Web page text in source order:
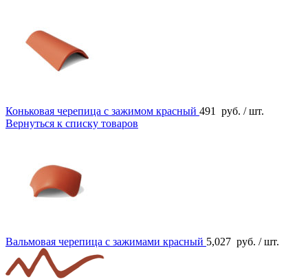
Коньковая черепица с зажимом красный 491 руб. / шт.
Вернуться к списку товаров
Вальмовая черепица с зажимами красный 5,027 руб. / шт.